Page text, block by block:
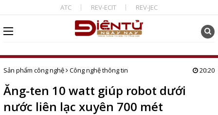
ATC REV-ECIT REV-JEC
Sản phẩm công nghệ Công nghệ thông tin 20:20
Ăng-ten 10 watt giúp robot dưới
nước liên lạc xuyên 700 mét